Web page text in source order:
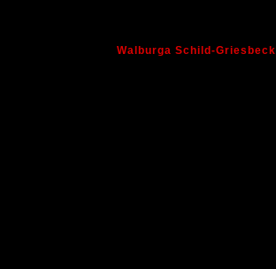
Walburga Schild-Griesbeck